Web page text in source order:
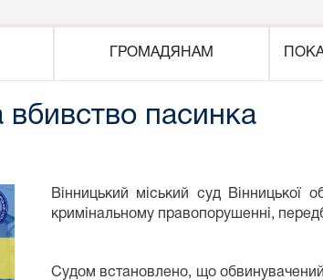
ГРОМАДЯНАМ
вбивство пасинка
Вінницький міський суд Вінницької
кримінальному правопорушенні,
Судом встановлено, що обвинувачений